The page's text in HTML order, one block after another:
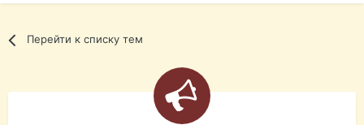
Перейти к списку тем